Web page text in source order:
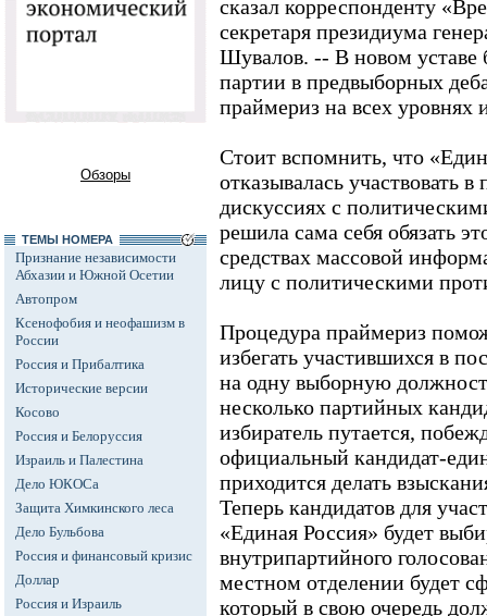
Обзоры
ТЕМЫ НОМЕРА
Признание независимости
Абхазии и Южной Осетии
Автопром
Ксенофобия и неофашизм в
России
Россия и Прибалтика
Исторические версии
Косово
Россия и Белоруссия
Израиль и Палестина
Дело ЮКОСа
Защита Химкинского леса
Дело Бульбова
Россия и финансовый кризис
Доллар
Россия и Израиль
сказал корреспонденту
секретаря президиума
Шувалов. -- В новом уставе
партии в предвыборных
праймериз на всех уровнях
Стоит вспомнить, что
отказывалась участвовать
дискуссиях с
решила сама себя обязать
средствах массовой
лицу с политическими
Процедура праймериз
избегать участившихся в
на одну выборную
несколько партийных
избиратель путается,
официальный кандидат-
приходится делать
Теперь кандидатов для
«Единая Россия» будет
внутрипартийного
местном отделении будет
который в свою очередь